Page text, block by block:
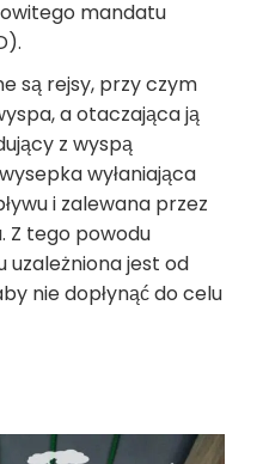
mandatu
są rejsy, przy czym
a otaczająca ją
z wyspą
wyłaniająca
i zalewana przez
Z tego powodu
uzależniona jest od
nie dopłynąć do celu